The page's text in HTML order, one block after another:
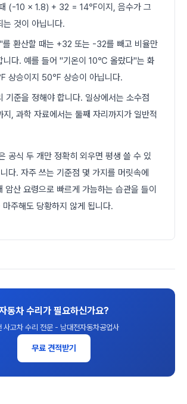
(-10 × 1.8) + 32 = 14℉이지, 음수가 그
는 것이 아닙니다.
를 환산할 때는 +32 또는 -32를 빼고 비율만
니다. 예를 들어 "기온이 10℃ 올랐다"는 화
상승이지 50℉ 상승이 아닙니다.
기준을 정해야 합니다. 일상에서는 소수점
지, 과학 자료에서는 둘째 자리까지가 일반적
공식 두 개만 정확히 외우면 평생 쓸 수 있
다. 자주 쓰는 기준점 몇 가지를 머릿속에
암산 요령으로 빠르게 가늠하는 습관을 들이
마주해도 당황하지 않게 됩니다.
동차 수리가 필요하신가요?
사고차 수리 전문 - 남대전자동차공업사
무료 견적받기